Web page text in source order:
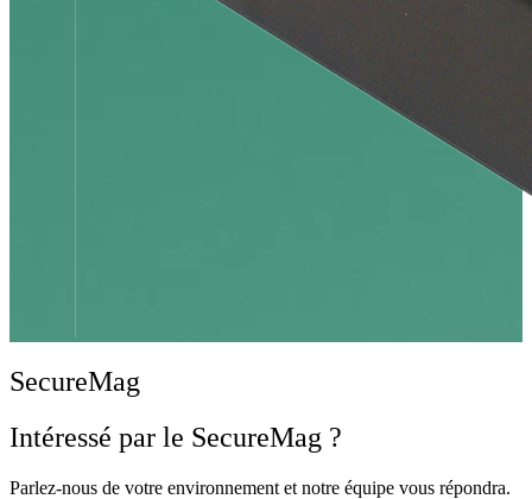
SecureMag
Intéressé par le SecureMag ?
Parlez-nous de votre environnement et notre équipe vous répondra.